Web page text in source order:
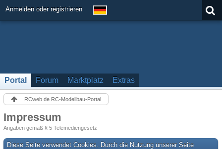
Anmelden oder registrieren
Portal Forum Marktplatz Extras
RCweb.de RC-Modellbau-Portal
Impressum
Angaben gemäß § 5 Telemediengesetz
Diese Seite verwendet Cookies. Durch die Nutzung unserer Seite